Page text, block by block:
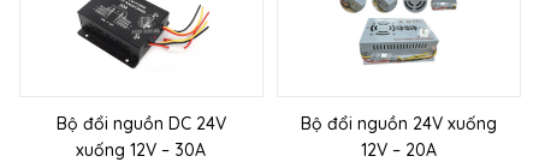
Bộ đổi nguồn DC 24V
xuống 12V – 30A
Bộ đổi nguồn 24V xuống
12V – 20A